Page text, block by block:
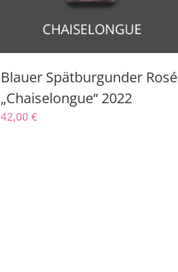
Blauer Spätburgunder Rosé
„Chaiselongue“ 2022
42,00 €